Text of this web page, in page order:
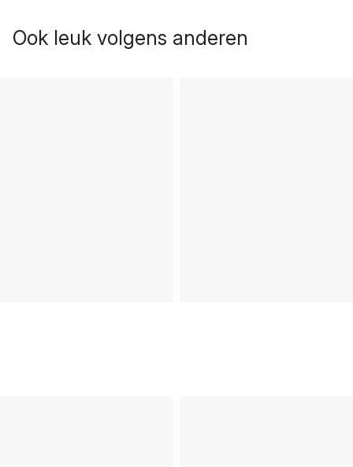
Ook leuk volgens anderen